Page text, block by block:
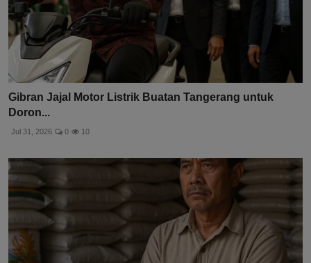
Gibran Jajal Motor Listrik Buatan Tangerang untuk
Doron...
Jul 31, 2026 0 10